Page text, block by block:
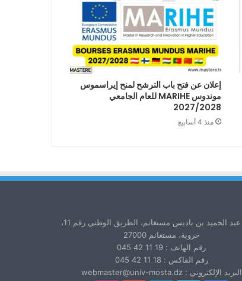
إعلان عن فتح باب الترشح لمنح إيراسموس
موندوس MARIHE للعام الجامعي
2027/2028
منذ 4 أسابيع
جامعة عبد الحميد بن باديس مستغانم، الطريق الوطني رقم 11،
خروبة، مستغانم 27000
رقم الهاتف : 19 11 42 045
رقم الفاكس : 18 11 42 045
البريد الإلكتروني : webmaster@univ-mosta.dz